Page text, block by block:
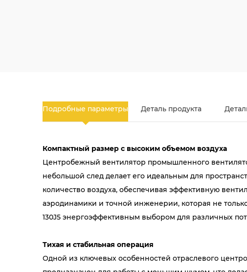
Подробные параметры Деталь продукта
Компактный размер с высоким объемом воздуха
Центробежный вентилятор промышленного
небольшой след делает его идеальным для
количество воздуха, обеспечивая эффективную
аэродинамики и точной инженерии, которая не
130J5 энергоэффективным выбором для различных
Тихая и стабильная операция
Одной из ключевых особенностей отраслевого